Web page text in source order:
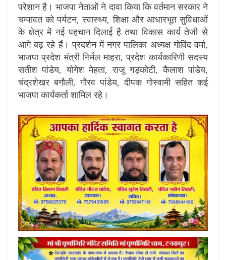
परेशान है। भाजपा नेताओं ने दावा किया कि वर्तमान सरकार ने
चम्पावत को पर्यटन, स्वास्थ्य, शिक्षा और आधारभूत सुविधाओं
के क्षेत्र में नई पहचान दिलाई है तथा विकास कार्य तेजी से
आगे बढ़ रहे हैं। प्रदर्शन में नगर पालिका अध्यक्ष गोविंद वर्मा,
भाजपा प्रदेश मंत्री निर्मल माहरा, प्रदेश कार्यकारिणी सदस्य
सतीश पांडेय, योगेश मेहता, राजू गड़कोटी, कैलाश पांडेय,
चंद्रशेखर बगौली, गौरव पांडेय, दीपक गोस्वामी सहित कई
भाजपा कार्यकर्ता शामिल रहे।